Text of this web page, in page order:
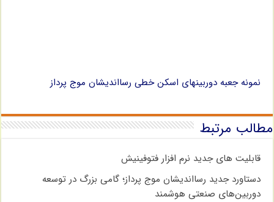
نمونه جعبه دوربینهای اسکن خطی رسااندیشان موج پرداز
مطالب مرتبط
قابلیت های جدید نرم افزار فتوفینیش
دستاورد جدید رسااندیشان موج پرداز؛ گامی بزرگ در توسعه
دوربین‌های صنعتی هوشمند